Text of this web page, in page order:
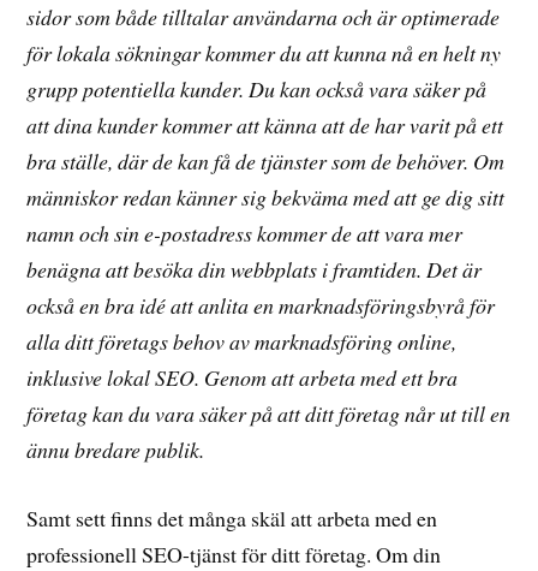
sidor som både tilltalar användarna och är optimerade
för lokala sökningar kommer du att kunna nå en helt ny
grupp potentiella kunder. Du kan också vara säker på
att dina kunder kommer att känna att de har varit på ett
bra ställe, där de kan få de tjänster som de behöver. Om
människor redan känner sig bekväma med att ge dig sitt
namn och sin e-postadress kommer de att vara mer
benägna att besöka din webbplats i framtiden. Det är
också en bra idé att anlita en marknadsföringsbyrå för
alla ditt företags behov av marknadsföring online,
inklusive lokal SEO. Genom att arbeta med ett bra
företag kan du vara säker på att ditt företag når ut till en
ännu bredare publik.
Samt sett finns det många skäl att arbeta med en
professionell SEO-tjänst för ditt företag. Om din